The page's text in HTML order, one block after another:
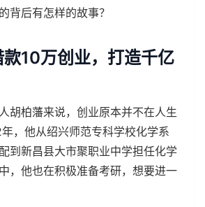
背后有怎样的故事？
10万创业，打造千亿
胡柏藩来说，创业原本并不在人生
，他从绍兴师范专科学校化学系
到新昌县大市聚职业中学担任化学
，他也在积极准备考研，想要进一